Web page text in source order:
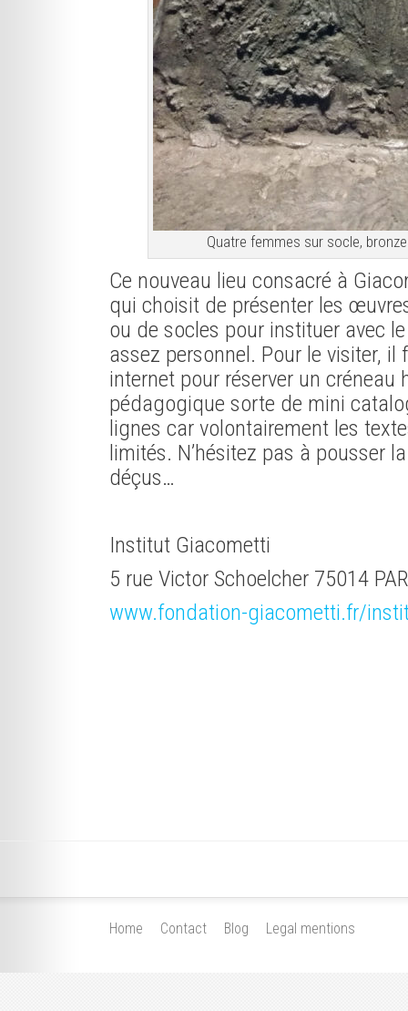
Quatre femmes sur socle,
Ce nouveau lieu consacré à
qui choisit de présenter les
ou de socles pour instituer avec
assez personnel. Pour le visiter,
internet pour réserver un créneau
pédagogique sorte de mini
lignes car volontairement les
limités. N’hésitez pas à pousser
déçus…
Institut Giacometti
5 rue Victor Schoelcher 75014
www.fondation-giacometti.fr/
Home Contact Blog Legal mentions